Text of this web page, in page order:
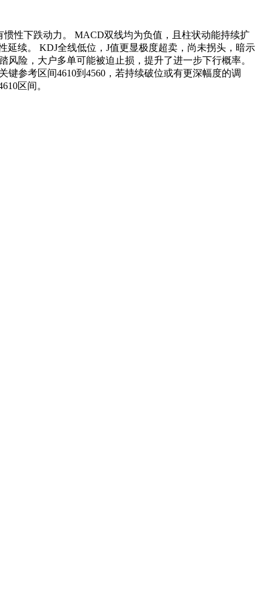
性下跌动力。 MACD双线均为负值，且柱状动能持续扩
延续。 KDJ全线低位，J值更显极度超卖，尚未拐头，暗示
险，大户多单可能被迫止损，提升了进一步下行概率。
参考区间4610到4560，若持续破位或有更深幅度的调
区间。